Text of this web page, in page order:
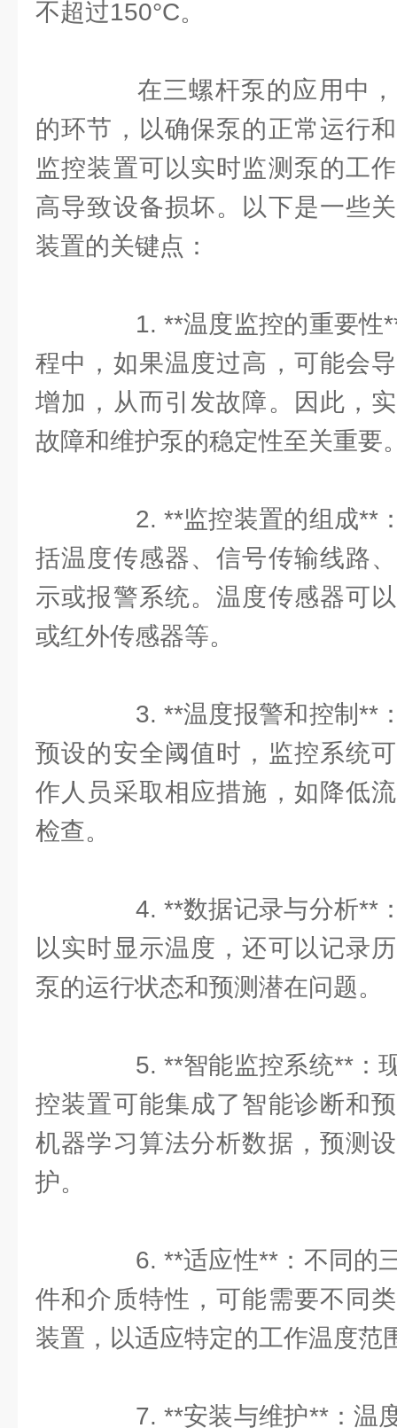
不超过150°C。
在三螺杆泵的应用中，
的环节，以确保泵的正常运行
监控装置可以实时监测泵的工
高导致设备损坏。以下是一些
装置的关键点：
1. **温度监控的重要性
程中，如果温度过高，可能会
增加，从而引发故障。因此，
故障和维护泵的稳定性至关重要
2. **监控装置的组成**
括温度传感器、信号传输线路
示或报警系统。温度传感器可
或红外传感器等。
3. **温度报警和控制**
预设的安全阈值时，监控系统
作人员采取相应措施，如降低
检查。
4. **数据记录与分析**
以实时显示温度，还可以记录
泵的运行状态和预测潜在问题。
5. **智能监控系统**：
控装置可能集成了智能诊断和
机器学习算法分析数据，预测
护。
6. **适应性**：不同的
件和介质特性，可能需要不同
装置，以适应特定的工作温度范
7. **安装与维护**：温